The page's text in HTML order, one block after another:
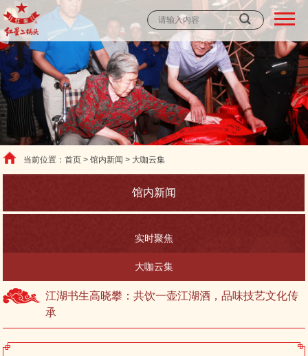
当前位置：首页 > 馆内新闻 > 大咖云集
馆内新闻
实时聚焦
大咖云集
江湖书生高晓攀：共饮一壶江湖酒，品味技艺文化传
承